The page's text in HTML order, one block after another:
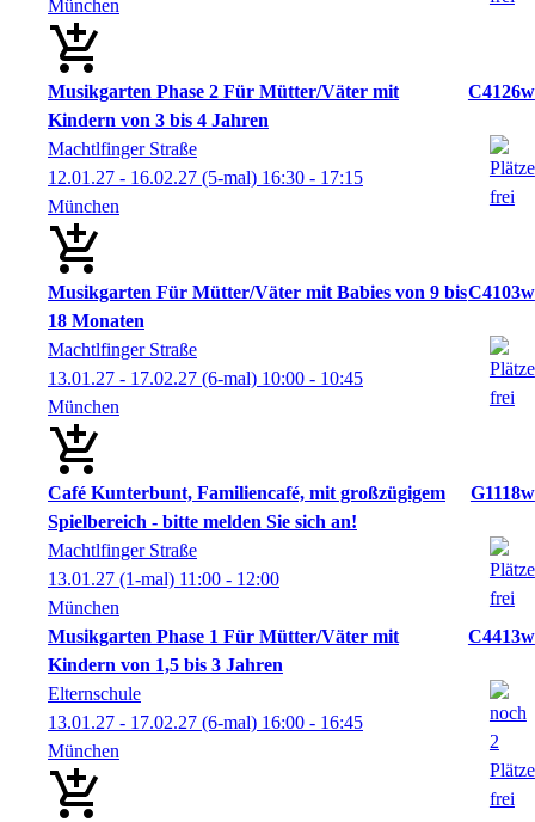
München
Musikgarten Phase 2 Für Mütter/Väter mit
Kindern von 3 bis 4 Jahren
C4126w
Machtlfinger Straße
12.01.27 - 16.02.27 (5-mal) 16:30 - 17:15
München
Musikgarten Für Mütter/Väter mit Babies von 9 bis
18 Monaten
C4103w
Machtlfinger Straße
13.01.27 - 17.02.27 (6-mal) 10:00 - 10:45
München
Café Kunterbunt, Familiencafé, mit großzügigem
Spielbereich - bitte melden Sie sich an!
G1118w
Machtlfinger Straße
13.01.27 (1-mal) 11:00 - 12:00
München
Musikgarten Phase 1 Für Mütter/Väter mit
Kindern von 1,5 bis 3 Jahren
C4413w
Elternschule
13.01.27 - 17.02.27 (6-mal) 16:00 - 16:45
München